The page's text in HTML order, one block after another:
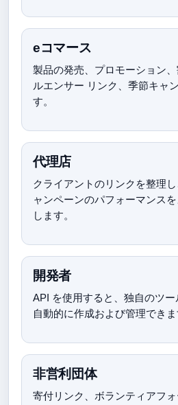
eコマース
製品の発売、プロモーション
ルエンサー リンク、季節キャ
す。
代理店
クライアントのリンクを整理
ャンペーンのパフォーマンス
します。
開発者
API を使用すると、独自のツ
自動的に作成および管理できま
非営利団体
寄付リンク、ボランティアフ